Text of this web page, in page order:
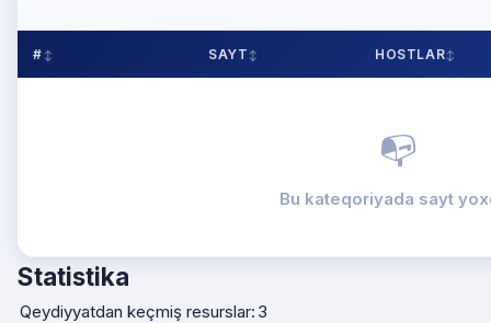
# SAYT HOSTLAR
📭
Bu kateqoriyada sayt
Statistika
Qeydiyyatdan keçmiş resurslar: 3